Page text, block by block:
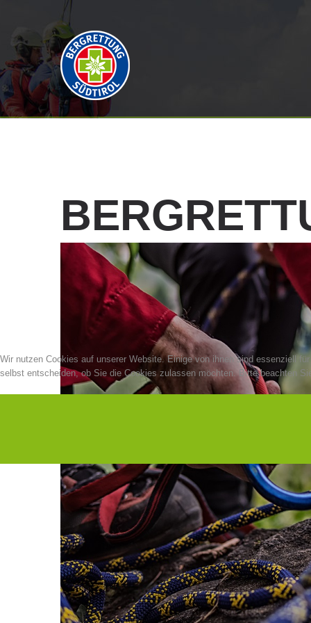
Wir nutzen Cookies auf unserer Website. Einige von ihnen sind essenziell
selbst entscheiden, ob Sie die Cookies zulassen möchten. Bitte beachten